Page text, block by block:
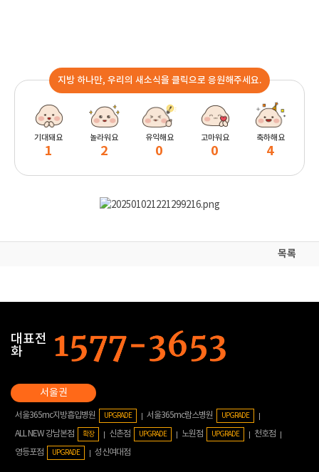
지방 하나만, 우리의 새소식을 클릭으로 응원해주세요.
기대돼요
1
놀라워요
2
유익해요
0
고마워요
0
축하해요
4
목록
대표전
화
서울365mc지방흡입병원 UPGRADE 서울365mc람스병원 UPGRADE
ALL NEW 강남본점 확장 신촌점 UPGRADE 노원점 UPGRADE
천호점
영등포점
UPGRADE 성신여대점